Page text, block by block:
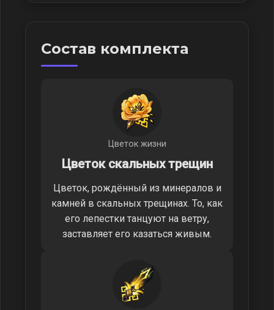
Состав комплекта
Цветок жизни
Цветок скальных трещин
Цветок, рождённый из минералов и
камней в скальных трещинах. То, как
его лепестки танцуют на ветру,
заставляет его казаться живым.